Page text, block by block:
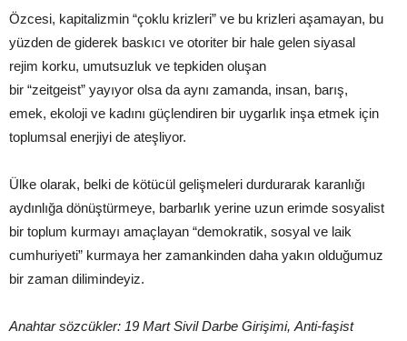
Özcesi, kapitalizmin “çoklu krizleri” ve bu krizleri aşamayan, bu
yüzden de giderek baskıcı ve otoriter bir hale gelen siyasal
rejim korku, umutsuzluk ve tepkiden oluşan
bir “zeitgeist” yayıyor olsa da aynı zamanda, insan, barış,
emek, ekoloji ve kadını güçlendiren bir uygarlık inşa etmek için
toplumsal enerjiyi de ateşliyor.
Ülke olarak, belki de kötücül gelişmeleri durdurarak karanlığı
aydınlığa dönüştürmeye, barbarlık yerine uzun erimde sosyalist
bir toplum kurmayı amaçlayan “demokratik, sosyal ve laik
cumhuriyeti” kurmaya her zamankinden daha yakın olduğumuz
bir zaman dilimindeyiz.
Anahtar sözcükler: 19 Mart Sivil Darbe Girişimi,Anti-faşist